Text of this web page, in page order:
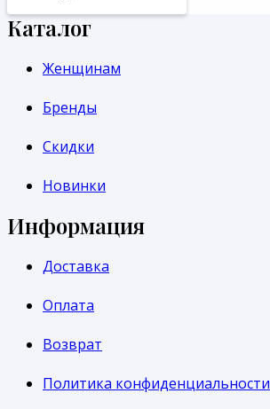
Каталог
Женщинам
Бренды
Скидки
Новинки
Информация
Доставка
Оплата
Возврат
Политика конфиденциальности